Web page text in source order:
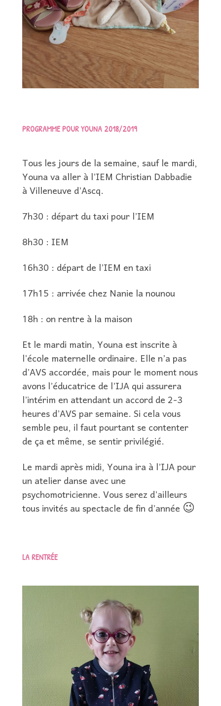
PROGRAMME POUR YOUNA 2018/2019
Tous les jours de la semaine, sauf le mardi,
Youna va aller à l’IEM Christian Dabbadie
à Villeneuve d’Ascq.
7h30 : départ du taxi pour l’IEM
8h30 : IEM
16h30 : départ de l’IEM en taxi
17h15 : arrivée chez Nanie la nounou
18h : on rentre à la maison
Et le mardi matin, Youna est inscrite à
l’école maternelle ordinaire. Elle n’a pas
d’AVS accordée, mais pour le moment nous
avons l’éducatrice de l’IJA qui assurera
l’intérim en attendant un accord de 2-3
heures d’AVS par semaine. Si cela vous
semble peu, il faut pourtant se contenter
de ça et même, se sentir privilégié.
Le mardi après midi, Youna ira à l’IJA pour
un atelier danse avec une
psychomotricienne. Vous serez d’ailleurs
tous invités au spectacle de fin d’année 😉
LA RENTRÉE